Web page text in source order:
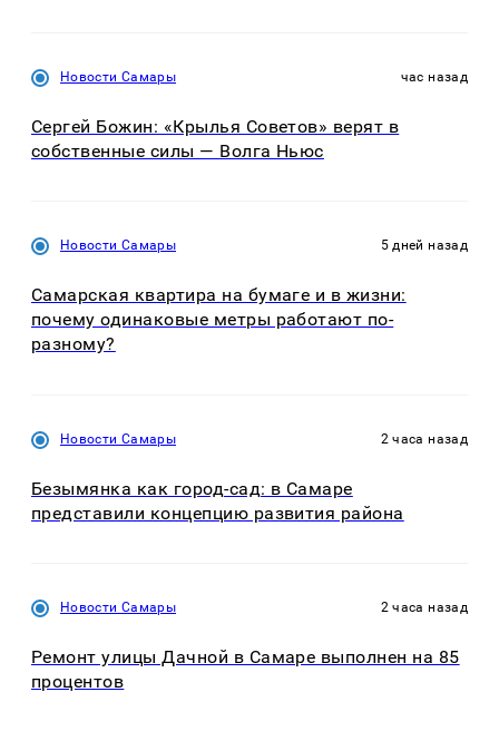
Новости Самары час назад
Сергей Божин: «Крылья Советов» верят в
собственные силы — Волга Ньюс
Новости Самары 5 дней назад
Самарская квартира на бумаге и в жизни:
почему одинаковые метры работают по-
разному?
Новости Самары 2 часа назад
Безымянка как город-сад: в Самаре
представили концепцию развития района
Новости Самары 2 часа назад
Ремонт улицы Дачной в Самаре выполнен на 85
процентов